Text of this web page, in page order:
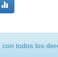
todos los